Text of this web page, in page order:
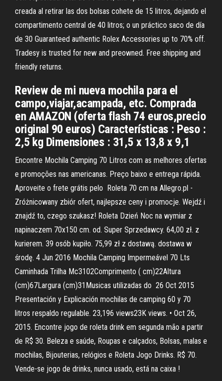
creada al retirar las dos bolsas cohete de 15 litros, dejando el
compartimento central de 40 litros; o un práctico saco de día
de 30 Guaranteed authentic Rolex Accessories up to 70% off.
Tradesy is trusted for new and preowned. Free shipping and
friendly returns.
Review de mi nueva mochila para el
campo,viajar,acampada, etc. Comprada
en AMAZON (oferta flash 74 euros,precio
original 90 euros) Características : Peso :
2,5 kg Dimensiones : 31,5 x 13,8 x 9,1
Encontre Mochila Camping 70 Litros com as melhores ofertas
e promoções nas americanas. Preço baixo e entrega rápida.
Aproveite o frete grátis pelo Roleta 70 cm na Allegro.pl -
Zróżnicowany zbiór ofert, najlepsze ceny i promocje. Wejdź i
znajdź to, czego szukasz! Roleta Dzień Noc na wymiar z
napinaczem 70x150 cm. od. Super Sprzedawcy. 64,00 zł. z
kurierem. 39 osób kupiło. 75,99 zł z dostawą. dostawa w
środę. 4 Jun 2016 Mochila Camping Impermeável 70 Lts
Caminhada Trilha Mc3102Comprimento ( cm)22Altura
(cm)67Largura (cm)31Musicas utilizadas do 26 Oct 2015
Presentación y Explicación mochilas de camping 60 y 70
litros respaldo regulable. 23,196 views23K views. • Oct 26,
2015. Encontre jogo de roleta drink em segunda mão a partir
de R$ 30. Beleza e saúde, Roupas e calçados, Bolsas, malas e
mochilas, Bijouterias, relógios e Roleta Jogo Drinks. R$ 70.
Vende-se jogo de drinks, nunca usado, está na caixa !